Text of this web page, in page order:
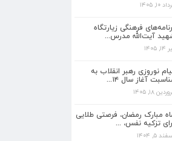
۱۰, ۱۴۰۵
فرهنگی زیارتگاه
آیت‌الله مدرس...
۱۴۰۵
نوروزی رهبر انقلاب به
آغاز سال ۱۴...
۱۸, ۱۴۰۵
مبارک رمضان، فرصتی طلایی
تزکیه نفس، ...
۵, ۱۴۰۴
زیارتگاه شهید آیت‌الله
انقلاب به مناسبت آغاز
فرصتی طلایی برای تزکیه